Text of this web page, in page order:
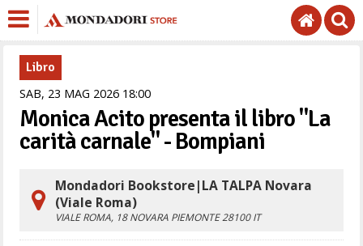
Libro
SAB, 23 MAG 2026 1800
Monica Acito presenta il libro "La
carità carnale" - Bompiani
Mondadori Bookstore|LA TALPA Novara
(Viale Roma)
VIALE ROMA, 18NOVARA PIEMONTE28100 IT